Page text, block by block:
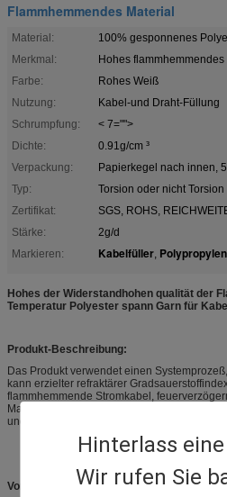
Hinterlass
Wir rufen Sie
Flammhemmendes Material
Material:
100% gesponnenes
Merkmal:
Hohes flammhemmendes
Farbe:
Rohes Weiß
Nutzung:
Kabel-und Draht-Füllung
Schrumpfung:
< 7="">
Dichte:
0.91g/cm ³
Verpackung:
Papierkegel nach innen,
Typ:
Torsion oder nicht Torsion
Zertifikat:
SGS, ROHS,
Stärke:
2g/d
Markieren:
Kabelfüller,
Hohes der Widerstandhohen qualität der
Temperatur Polyester spann Garn für
Produkt-Beschreibung:
Das Produkt verwendet einen
kann erzielter refraktärer
flammhemmende Stromkabel,
Marinekabel flammhemmend, die
und andere flammhemmende Kabel der
Vorteil: